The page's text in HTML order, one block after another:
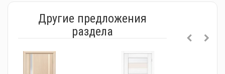
Другие предложения
раздела